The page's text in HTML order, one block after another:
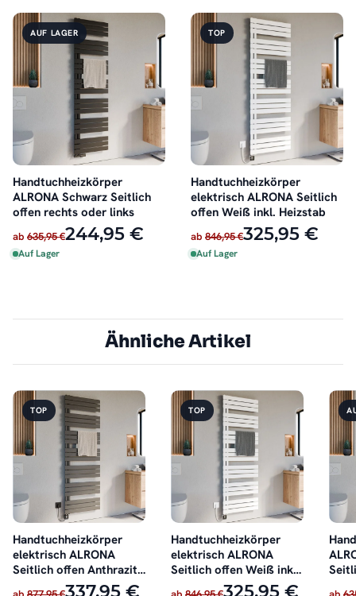
AUF LAGER
Handtuchheizkörper
ALRONA Schwarz Seitlich
offen rechts oder links
ab 635,95 €244,95 €
Auf Lager
TOP
Handtuchheizkörper
elektrisch ALRONA Seitlich
offen Weiß inkl. Heizstab
ab 846,95 €325,95 €
Auf Lager
Ähnliche Artikel
TOP
Handtuchheizkörper
elektrisch ALRONA
Seitlich offen Anthrazit
inkl. Heizstab337,95 €
TOP
Handtuchheizkörper
elektrisch ALRONA
Seitlich offen Weiß inkl.
325,95 €